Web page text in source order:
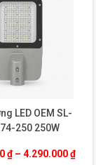
₫ đến
LED OEM SL-
250 250W
₫ – 4.290.000₫